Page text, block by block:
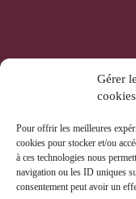
Gérer
cookies
Pour offrir les meilleures
cookies pour stocker et/ou
à ces technologies nous
navigation ou les ID uniques
consentement peut avoir un